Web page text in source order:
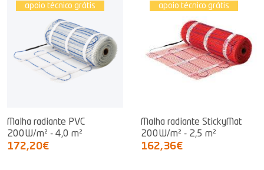
apoio técnico grátis
Malha radiante PVC
200W/m² - 4,0 m²
172,20€
apoio técnico grátis
Malha radiante StickyMat
200W/m² - 2,5 m²
162,36€